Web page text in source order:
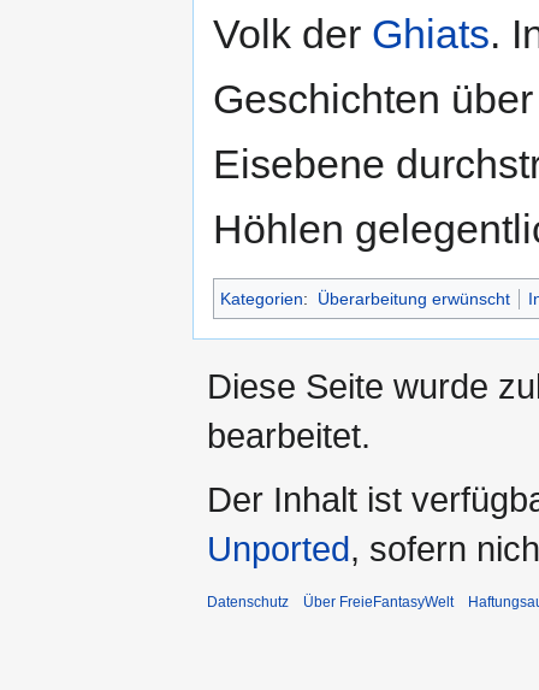
Volk der Ghiats.
Geschichten
Eisebene
Höhlen
Kategorien: Überarbeitung erwünscht
Diese Seite wurde
bearbeitet.
Der Inhalt ist
Unported, sofern
Datenschutz Über FreieFantasyWelt